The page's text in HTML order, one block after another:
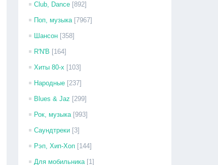
Club, Dance [892]
Поп, музыка [7967]
Шансон [358]
R'N'B [164]
Хиты 80-х [103]
Народные [237]
Blues & Jaz [299]
Рок, музыка [993]
Саундтреки [3]
Рэп, Хип-Хоп [144]
Для мобильника [1]